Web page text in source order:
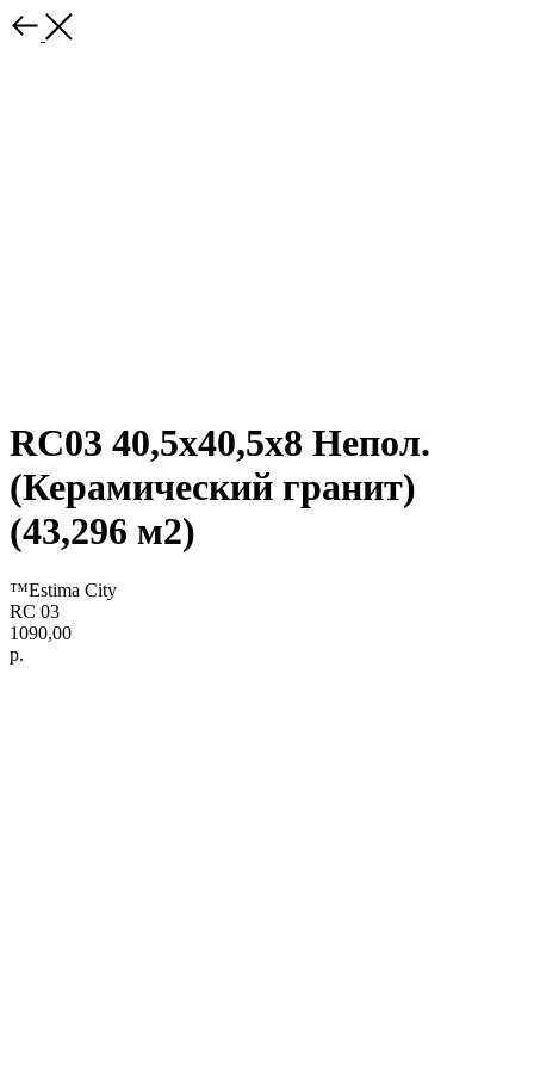
RC03 40,5x40,5x8 Непол.
(Керамический гранит)
(43,296 м2)
™Estima City
RC 03
1090,00
р.